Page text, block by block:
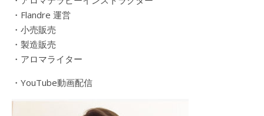
・Flandre 運営
・小売販売
・製造販売
・アロマライター
・YouTube動画配信